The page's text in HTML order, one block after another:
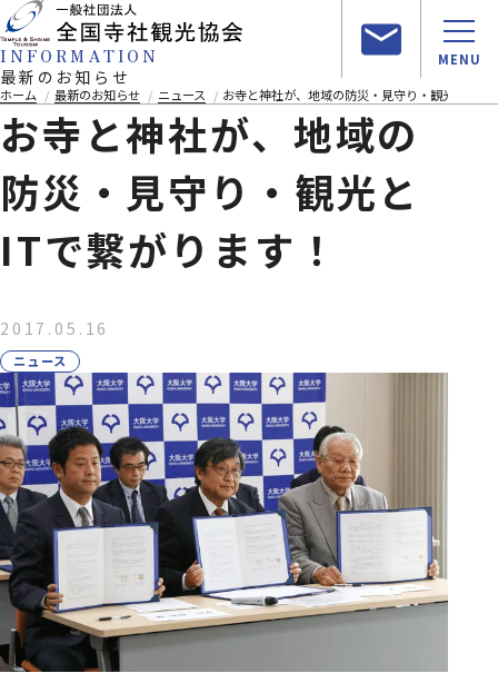
MENU
INFORMATION
最新のお知らせ
ホーム 最新のお知らせ ニュース お寺と神社が、地域の防災・見守り・観光とITで
お寺と神社が、地域の
防災・見守り・観光と
ITで繋がります！
2017.05.16
ニュース